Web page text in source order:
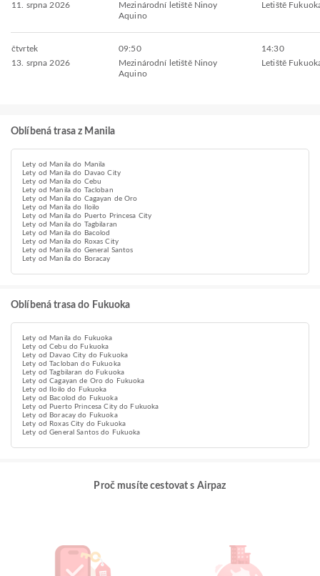
11. srpna 2026
Mezinárodní letiště Ninoy
Aquino
Letiště
čtvrtek
13. srpna 2026
09:50
Mezinárodní letiště Ninoy
Aquino
14:30
Letiště
Oblíbená trasa z Manila
Lety od Manila do Manila
Lety od Manila do Davao City
Lety od Manila do Cebu
Lety od Manila do Tacloban
Lety od Manila do Cagayan de Oro
Lety od Manila do Iloilo
Lety od Manila do Puerto Princesa City
Lety od Manila do Tagbilaran
Lety od Manila do Bacolod
Lety od Manila do Roxas City
Lety od Manila do General Santos
Lety od Manila do Boracay
Oblíbená trasa do Fukuoka
Lety od Manila do Fukuoka
Lety od Cebu do Fukuoka
Lety od Davao City do Fukuoka
Lety od Tacloban do Fukuoka
Lety od Tagbilaran do Fukuoka
Lety od Cagayan de Oro do Fukuoka
Lety od Iloilo do Fukuoka
Lety od Bacolod do Fukuoka
Lety od Puerto Princesa City do Fukuoka
Lety od Boracay do Fukuoka
Lety od Roxas City do Fukuoka
Lety od General Santos do Fukuoka
Proč musíte cestovat s Airpaz